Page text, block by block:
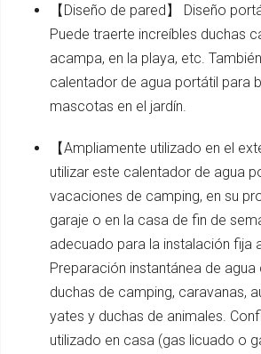
【Diseño de pared】 Diseño
Puede traerte increíbles duchas
acampa, en la playa, etc.
calentador de agua portátil para
mascotas en el jardín.
【Ampliamente utilizado en el
utilizar este calentador de agua
vacaciones de camping, en su
garaje o en la casa de fin de
adecuado para la instalación fija
Preparación instantánea de agua
duchas de camping, caravanas,
yates y duchas de animales.
utilizado en casa (gas licuado o